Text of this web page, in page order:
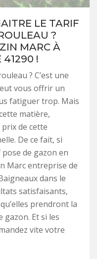
LE TARIF
?
MARC À
41290 !
? C’est une
vous offrir un
fatiguer trop. Mais
matière,
prix de cette
De ce fait, si
de gazon en
Marc entreprise de
dans le
satisfaisants,
prendront la
Et si les
vite votre